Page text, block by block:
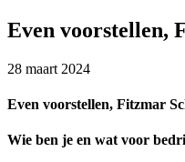
Even voorstellen,
28 maart 2024
Even voorstellen, Fitzmar
Wie ben je en wat voor